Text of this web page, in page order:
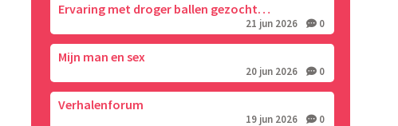
Ervaring met droger ballen gezocht…
21 jun 2026 0
Mijn man en sex
20 jun 2026 0
Verhalenforum
19 jun 2026 0